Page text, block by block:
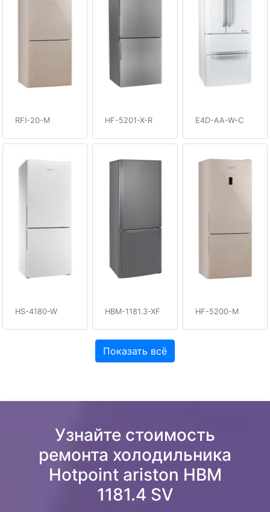
RFI-20-M HF-5201-X-R E4D-AA-W-C
HS-4180-W HBM-1181.3-XF HF-5200-M
Показать всё
Узнайте стоимость
ремонта холодильника
Hotpoint ariston HBM
1181.4 SV